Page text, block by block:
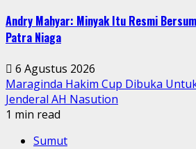
Andry Mahyar: Minyak Itu Resmi
Patra Niaga
6 Agustus 2026
Maraginda Hakim Cup Dibuka
Jenderal AH Nasution
1 min read
Sumut